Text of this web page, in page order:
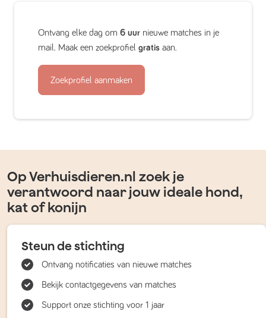
Ontvang elke dag om 6 uur nieuwe matches in je
mail. Maak een zoekprofiel gratis aan.
Zoekprofiel aanmaken
Op Verhuisdieren.nl zoek je
verantwoord naar jouw ideale hond,
kat of konijn
Steun de stichting
Ontvang notificaties van nieuwe matches
Bekijk contactgegevens van matches
Support onze stichting voor 1 jaar